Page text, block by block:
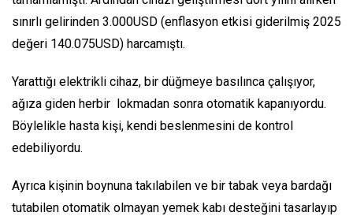
sınırlı gelirinden 3.000USD (enflasyon etkisi giderilmiş 2025
değeri 140.075USD) harcamıştı.
Yarattığı elektrikli cihaz, bir düğmeye basılınca çalışıyor,
ağıza giden herbir lokmadan sonra otomatik kapanıyordu.
Böylelikle hasta kişi, kendi beslenmesini de kontrol
edebiliyordu.
Ayrıca kişinin boynuna takılabilen ve bir tabak veya bardağı
tutabilen otomatik olmayan yemek kabı desteğini tasarlayıp